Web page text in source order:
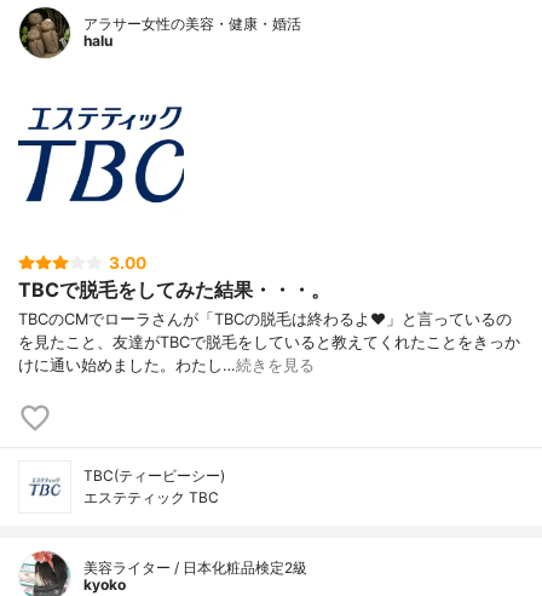
アラサー女性の美容・健康・婚活
halu
3.00
TBCで脱毛をしてみた結果・・・。
TBCのCMでローラさんが「TBCの脱毛は終わるよ♥」と言っているの
を見たこと、友達がTBCで脱毛をしていると教えてくれたことをきっか
けに通い始めました。わたし…続きを見る
TBC(ティービーシー)
エステティック TBC
美容ライター / 日本化粧品検定2級
kyoko